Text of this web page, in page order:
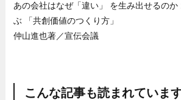
あの会社はなぜ「違い」 を生み出せるの
ぶ 「共創価値のつくり方」
仲山進也著／宣伝会議
こんな記事も読まれていま